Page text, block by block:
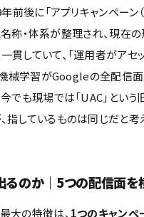
前後に「アプリキャンペーン
称・体系が整理され、現在
貫していて、「運用者がアセ
械学習がGoogleの全配信
今でも現場では「UAC」とい
指しているものは同じだと考
るのか｜5つの配信面を
大の特徴は、 1つのキャンペ